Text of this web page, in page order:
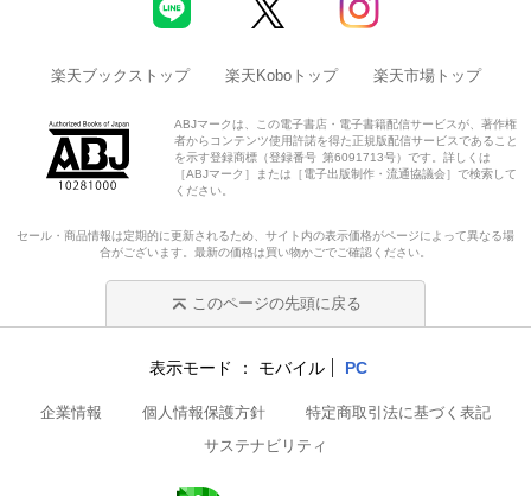
楽天ブックストップ 楽天Koboトップ 楽天市場トップ
ABJマークは、この電子書店・電子書籍配信サービスが、著作権
者からコンテンツ使用許諾を得た正規版配信サービスであること
を示す登録商標（登録番号 第6091713号）です。詳しくは
［ABJマーク］または［電子出版制作・流通協議会］で検索して
ください。
セール・商品情報は定期的に更新されるため、サイト内の表示価格がページによって異なる場
合がございます。最新の価格は買い物かごでご確認ください。
このページの先頭に戻る
表示モード モバイル PC
企業情報 個人情報保護方針
特定商取引法に基づく表記
サステナビリティ